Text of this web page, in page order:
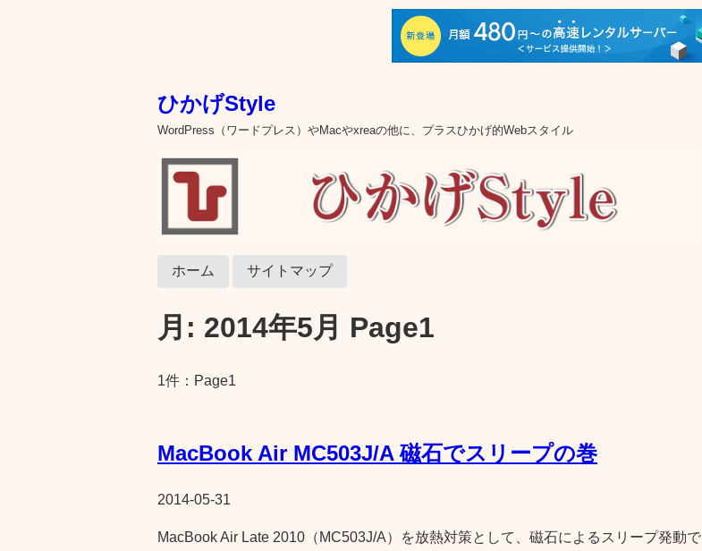
ひかげStyle
WordPress（ワードプレス）やMacやxreaの他に、プラスひかげ的Webスタイル
ホーム サイトマップ
月: 2014年5月 Page1
1件：Page1
MacBook Air MC503J/A 磁石でスリープの巻
2014-05-31
MacBook Air Late 2010（MC503J/A）を放熱対策として、磁石によるスリープ発動で